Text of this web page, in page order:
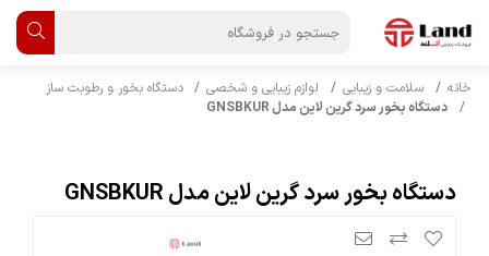
خانه سلامت و زیبایی لوازم زیبایی و شخصی
دستگاه بخور و رطوبت ساز
دستگاه بخور سرد گرین لاین مدل GNSBKUR
دستگاه بخور سرد گرین لاین مدل GNSBKUR